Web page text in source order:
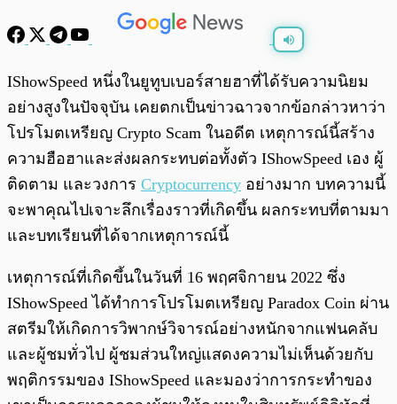
0:00
IShowSpeed หนึ่งในยูทูบเบอร์สายฮาที่ได้รับความนิยม
อย่างสูงในปัจจุบัน เคยตกเป็นข่าวฉาวจากข้อกล่าวหาว่า
โปรโมตเหรียญ Crypto Scam ในอดีต เหตุการณ์นี้สร้าง
ความฮือฮาและส่งผลกระทบต่อทั้งตัว IShowSpeed เอง ผู้
ติดตาม และวงการ Cryptocurrency อย่างมาก บทความนี้
จะพาคุณไปเจาะลึกเรื่องราวที่เกิดขึ้น ผลกระทบที่ตามมา
และบทเรียนที่ได้จากเหตุการณ์นี้
เหตุการณ์ที่เกิดขึ้นในวันที่ 16 พฤศจิกายน 2022 ซึ่ง
IShowSpeed ได้ทำการโปรโมตเหรียญ Paradox Coin ผ่าน
สตรีมให้เกิดการวิพากษ์วิจารณ์อย่างหนักจากแฟนคลับ
และผู้ชมทั่วไป ผู้ชมส่วนใหญ่แสดงความไม่เห็นด้วยกับ
พฤติกรรมของ IShowSpeed และมองว่าการกระทำของ